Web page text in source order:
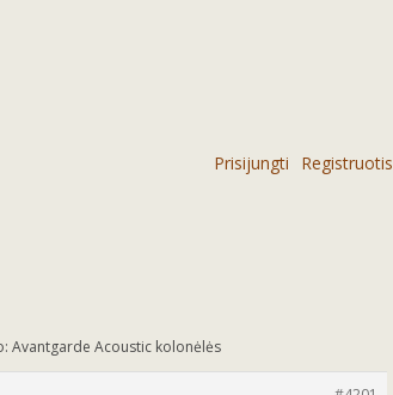
Prisijungti Registruotis
Avantgarde Acoustic kolonėlės